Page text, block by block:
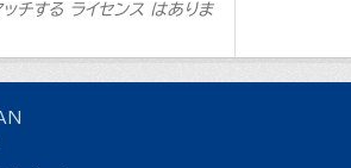
チする ライセンス はありま